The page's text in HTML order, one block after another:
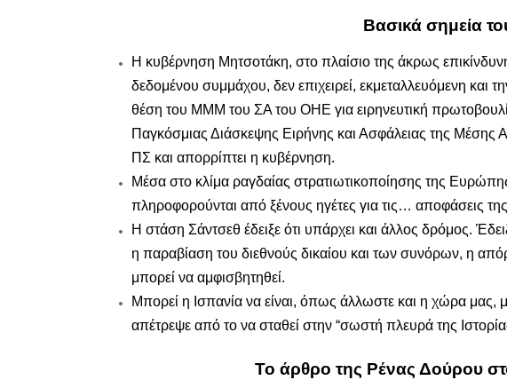
Βασικά σημεία
Η κυβέρνηση Μητσοτάκη, στο πλαίσιο της άκρως
δεδομένου συμμάχου, δεν επιχειρεί, εκμεταλλευόμενη και
θέση του ΜΜΜ του ΣΑ του ΟΗΕ για ειρηνευτική
Παγκόσμιας Διάσκεψης Ειρήνης και Ασφάλειας της Μέσης
ΠΣ και απορρίπτει η κυβέρνηση.
Μέσα στο κλίμα ραγδαίας στρατιωτικοποίησης της
πληροφορούνται από ξένους ηγέτες για τις… αποφάσεις
Η στάση Σάντσεθ έδειξε ότι υπάρχει και άλλος δρόμος.
η παραβίαση του διεθνούς δικαίου και των συνόρων, η
μπορεί να αμφισβητηθεί.
Μπορεί η Ισπανία να είναι, όπως άλλωστε και η χώρα μας,
απέτρεψε από το να σταθεί στην “σωστή πλευρά της
Το άρθρο της Ρένας Δούρου